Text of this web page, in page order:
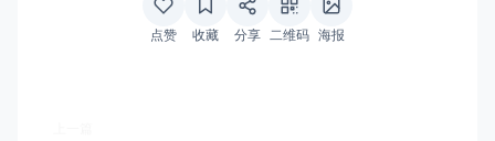
点赞 收藏 分享 二维码 海报